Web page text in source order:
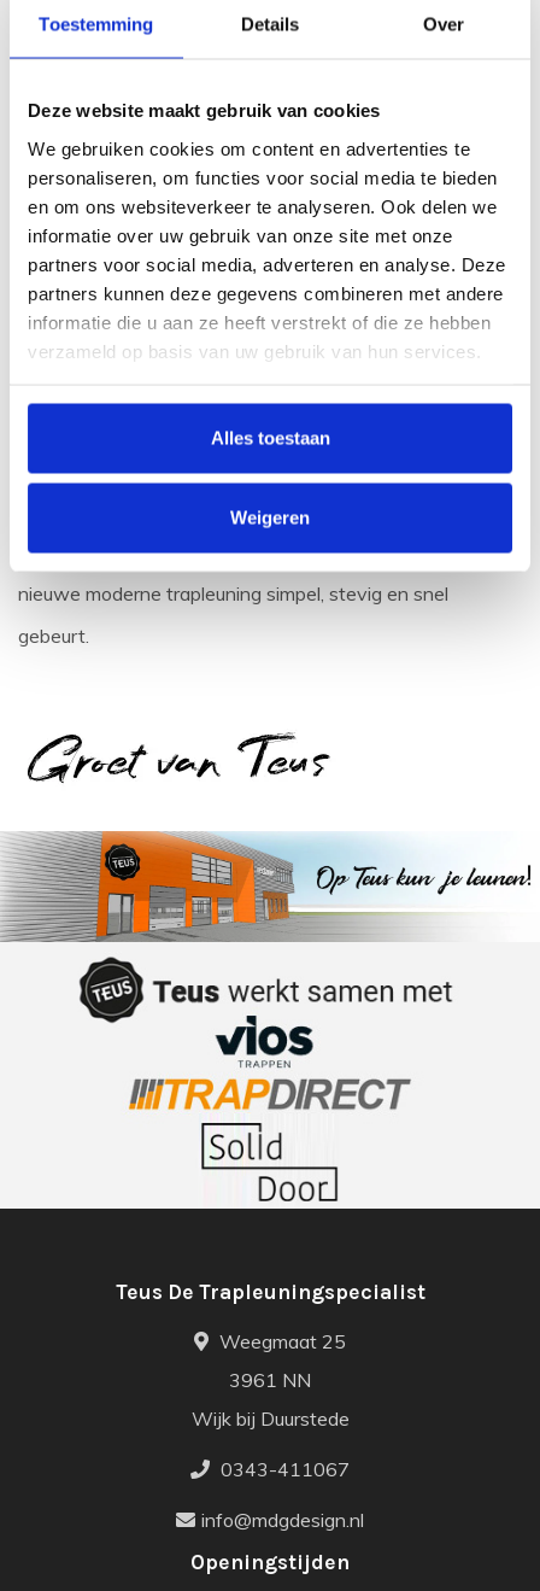
Toestemming Details Over
Deze website maakt gebruik van cookies
We gebruiken cookies om content en advertenties te
personaliseren, om functies voor social media te bieden
en om ons websiteverkeer te analyseren. Ook delen we
informatie over uw gebruik van onze site met onze
partners voor social media, adverteren en analyse. Deze
partners kunnen deze gegevens combineren met andere
informatie die u aan ze heeft verstrekt of die ze hebben
verzameld op basis van uw gebruik van hun services.
Alles toestaan
Weigeren
een ruime keuze uit ons assortiment en de door jou
bestelde trapleuning wordt keurig door Teus op maat
gemaakt. Door de eenvoudige en unieke manier van
montage kan je in een paar minuten de leuninghouders aan
de leuning bevestigen zonder schroefjes! vervolgens boor
trapleuning vast tegen de muur. Dit doe je d.m.v. een 6 mm
boor door de schroefgaatjes van de trapleuninghouder
heen in de muur te boren. Je hoeft dus geen boorgaten af
te tekenen op de muur, waardoor de montage van jouw
nieuwe moderne trapleuning simpel, stevig en snel
gebeurt.
Teus De Trapleuningspecialist
Weegmaat 25
3961 NN
Wijk bij Duurstede
0343-411067
info@mdgdesign.nl
Openingstijden